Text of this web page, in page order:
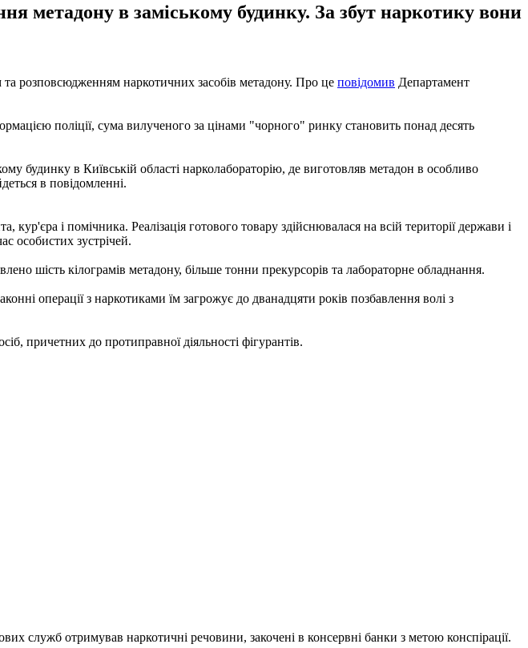
метадону в заміському будинку. За збут наркотику вони
та розповсюдженням наркотичних засобів метадону. Про це повідомив Департамент
поліції, сума вилученого за цінами "чорного" ринку становить понад десять
будинку в Київській області нарколабораторію, де виготовляв метадон в особливо
в повідомленні.
і помічника. Реалізація готового товару здійснювалася на всій території держави і
особистих зустрічей.
шість кілограмів метадону, більше тонни прекурсорів та лабораторне обладнання.
операції з наркотиками їм загрожує до дванадцяти років позбавлення волі з
причетних до протиправної діяльності фігурантів.
служб отримував наркотичні речовини, закочені в консервні банки з метою конспірації.